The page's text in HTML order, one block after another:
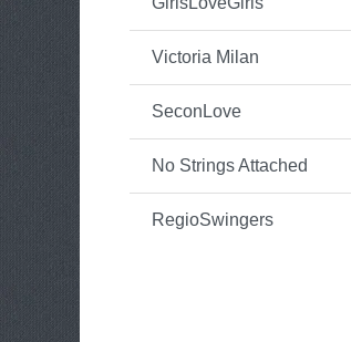
Victoria Milan
SeconLove
No Strings Attached
RegioSwingers